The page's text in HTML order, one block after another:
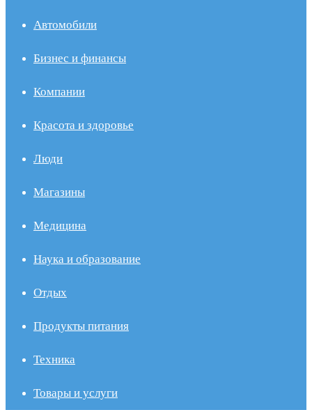
Автомобили
Бизнес и финансы
Компании
Красота и здоровье
Люди
Магазины
Медицина
Наука и образование
Отдых
Продукты питания
Техника
Товары и услуги